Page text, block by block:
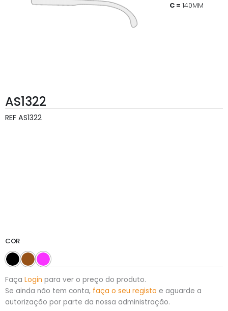
C = 140MM
AS1322
REF AS1322
COR
Faça Login para ver o preço do produto.
Se ainda não tem conta, faça o seu registo e aguarde a
autorização por parte da nossa administração.